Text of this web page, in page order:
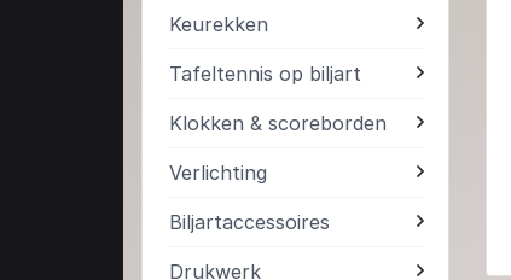
Keurekken
Tafeltennis op biljart
Klokken & scoreborden
Verlichting
Biljartaccessoires
Drukwerk